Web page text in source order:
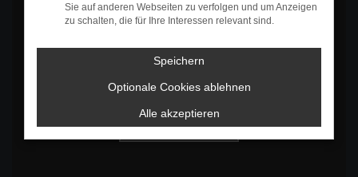
Es wird versucht, Inhalte vonwww.google.comzu laden. Dabei
können Daten an Dritte weitergegeben werden. Wenn Sie damit
Bestätigen
Sie auf anderen Webseiten zu verfolgen und um Anzeigen
zu schalten, die für Ihre Interessen relevant sind.
Speichern
Optionale Cookies ablehnen
Alle akzeptieren